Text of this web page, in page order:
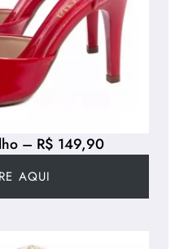
– R$ 149,90
AQUI